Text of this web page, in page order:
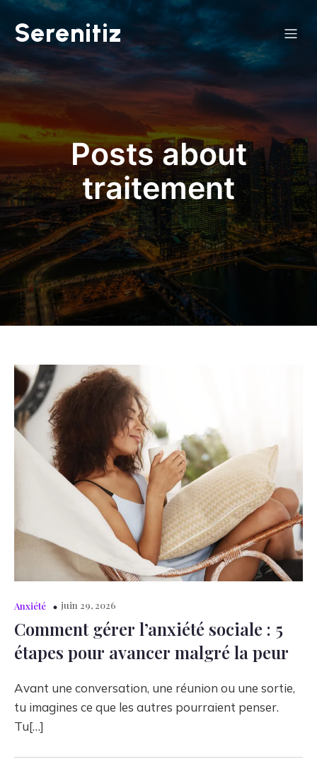
Serenitiz
Posts about
traitement
Anxiété juin 29, 2026
Comment gérer l’anxiété sociale : 5
étapes pour avancer malgré la peur
Avant une conversation, une réunion ou une sortie,
tu imagines ce que les autres pourraient penser.
Tu[…]